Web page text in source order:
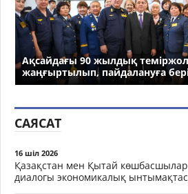
Ақсайдағы 90 жылдық
жаңғыртылып, пайдалануға
САЯСАТ
16 шіл 2026
Қазақстан мен Қытай
диалогы экономикалық